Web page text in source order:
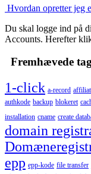
Hvordan opretter jeg
Du skal logge ind på
Accounts. Herefter
Fremhævede
1-click a-record
authkode backup blokeret
installation cname create
domain
epp epp-kode file transfer